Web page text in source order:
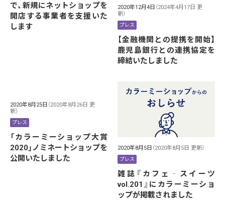
で、新規にネットショップを
開店する事業者を支援いた
します
2020年12月4日 （2024年4月17日 更
新）
プレス
【金融機関との提携を開始】
鹿児島銀行との連携協定を
締結いたしました
2020年8月25日 （2020年8月26日 更
新）
プレス
「カラーミーショップ大賞
2020」ノミネートショップを
公開いたしました
2020年8月5日 （2020年8月5日 更新）
プレス
雑誌『カフェ‐スイーツ
vol.201』にカラーミーショ
ップが掲載されました